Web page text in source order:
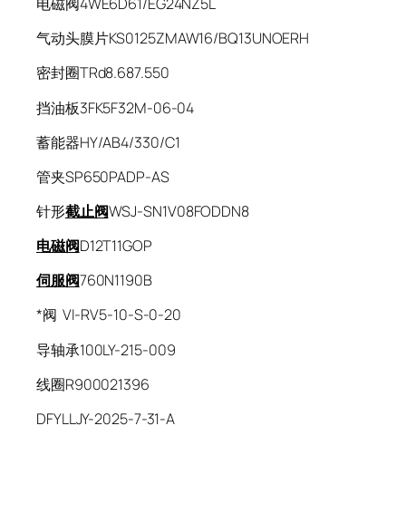
气动头膜片KS0125ZMAW16/BQ13UNOERH
密封圈TRd8.687.550
挡油板3FK5F32M-06-04
蓄能器HY/AB4/330/C1
管夹SP650PADP-AS
针形截止阀WSJ-SN1V08FODDN8
电磁阀D12T11GOP
伺服阀760N1190B
*阀 VI-RV5-10-S-0-20
导轴承100LY-215-009
线圈R900021396
DFYLLJY-2025-7-31-A